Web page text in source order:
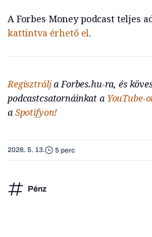
A Forbes Money podcast teljes
kattintva érhető el.
Regisztrálja Forbes.hu-ra, és
podcastcsatornáinkat a YouTube-
a Spotifyon!
2026. 5. 13. 5 perc
Pénz